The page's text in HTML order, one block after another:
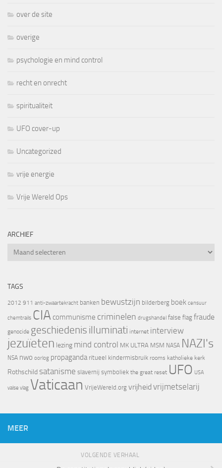
over de site
overige
psychologie en mind control
recht en onrecht
spiritualiteit
UFO cover-up
Uncategorized
vrije energie
Vrije Wereld Ops
ARCHIEF
Archief
TAGS
2012 911 anti-zwaartekracht banken bewustzijn bilderberg boek censuur
chemtrails CIA communisme criminelen drugshandel false flag fraude
genocide geschiedenis illuminati internet interview
jezuïeten lezing mind control MK ULTRA MSM NASA NAZI's
NSA nwo oorlog propaganda ritueel kindermisbruik rooms katholieke kerk
Rothschild satanisme slavernij symboliek the great reset UFO USA
valse vlag Vaticaan VrijeWereld.org vrijheid vrijmetselarij
MEER
VOLGENDE VERHAAL